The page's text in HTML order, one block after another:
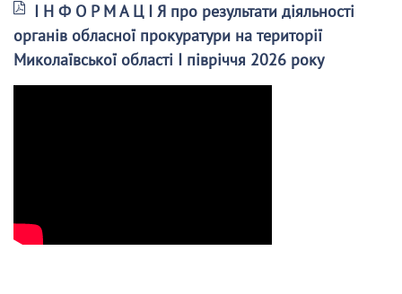
І Н Ф О Р М А Ц І Я про результати діяльності
органів обласної прокуратури на території
Миколаївської області І півріччя 2026 року